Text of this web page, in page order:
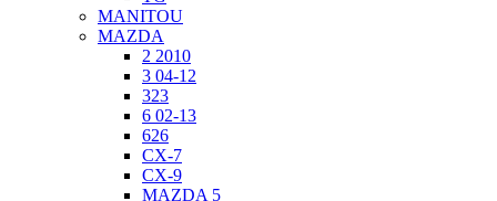
MANITOU
MAZDA
2 2010
3 04-12
323
6 02-13
626
CX-7
CX-9
MAZDA 5